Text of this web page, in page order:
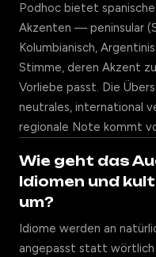
Podhoc bietet
Akzenten — peninsular
Kolumbianisch,
Stimme, deren Akzent
Vorliebe passt. Die
neutrales, international
regionale Note kommt
Wie geht das
Idiomen und
um?
Idiome werden an
angepasst statt